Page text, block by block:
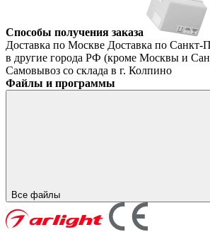
Способы получения заказа
Доставка по Москве Доставка по Санкт-
в другие города РФ (кроме Москвы и
Самовывоз со склада в г. Колпино
Файлы и программы
Все файлы